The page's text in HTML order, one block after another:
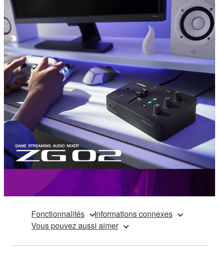
Fonctionnalités
Informations connexes
Vous pouvez aussi aimer